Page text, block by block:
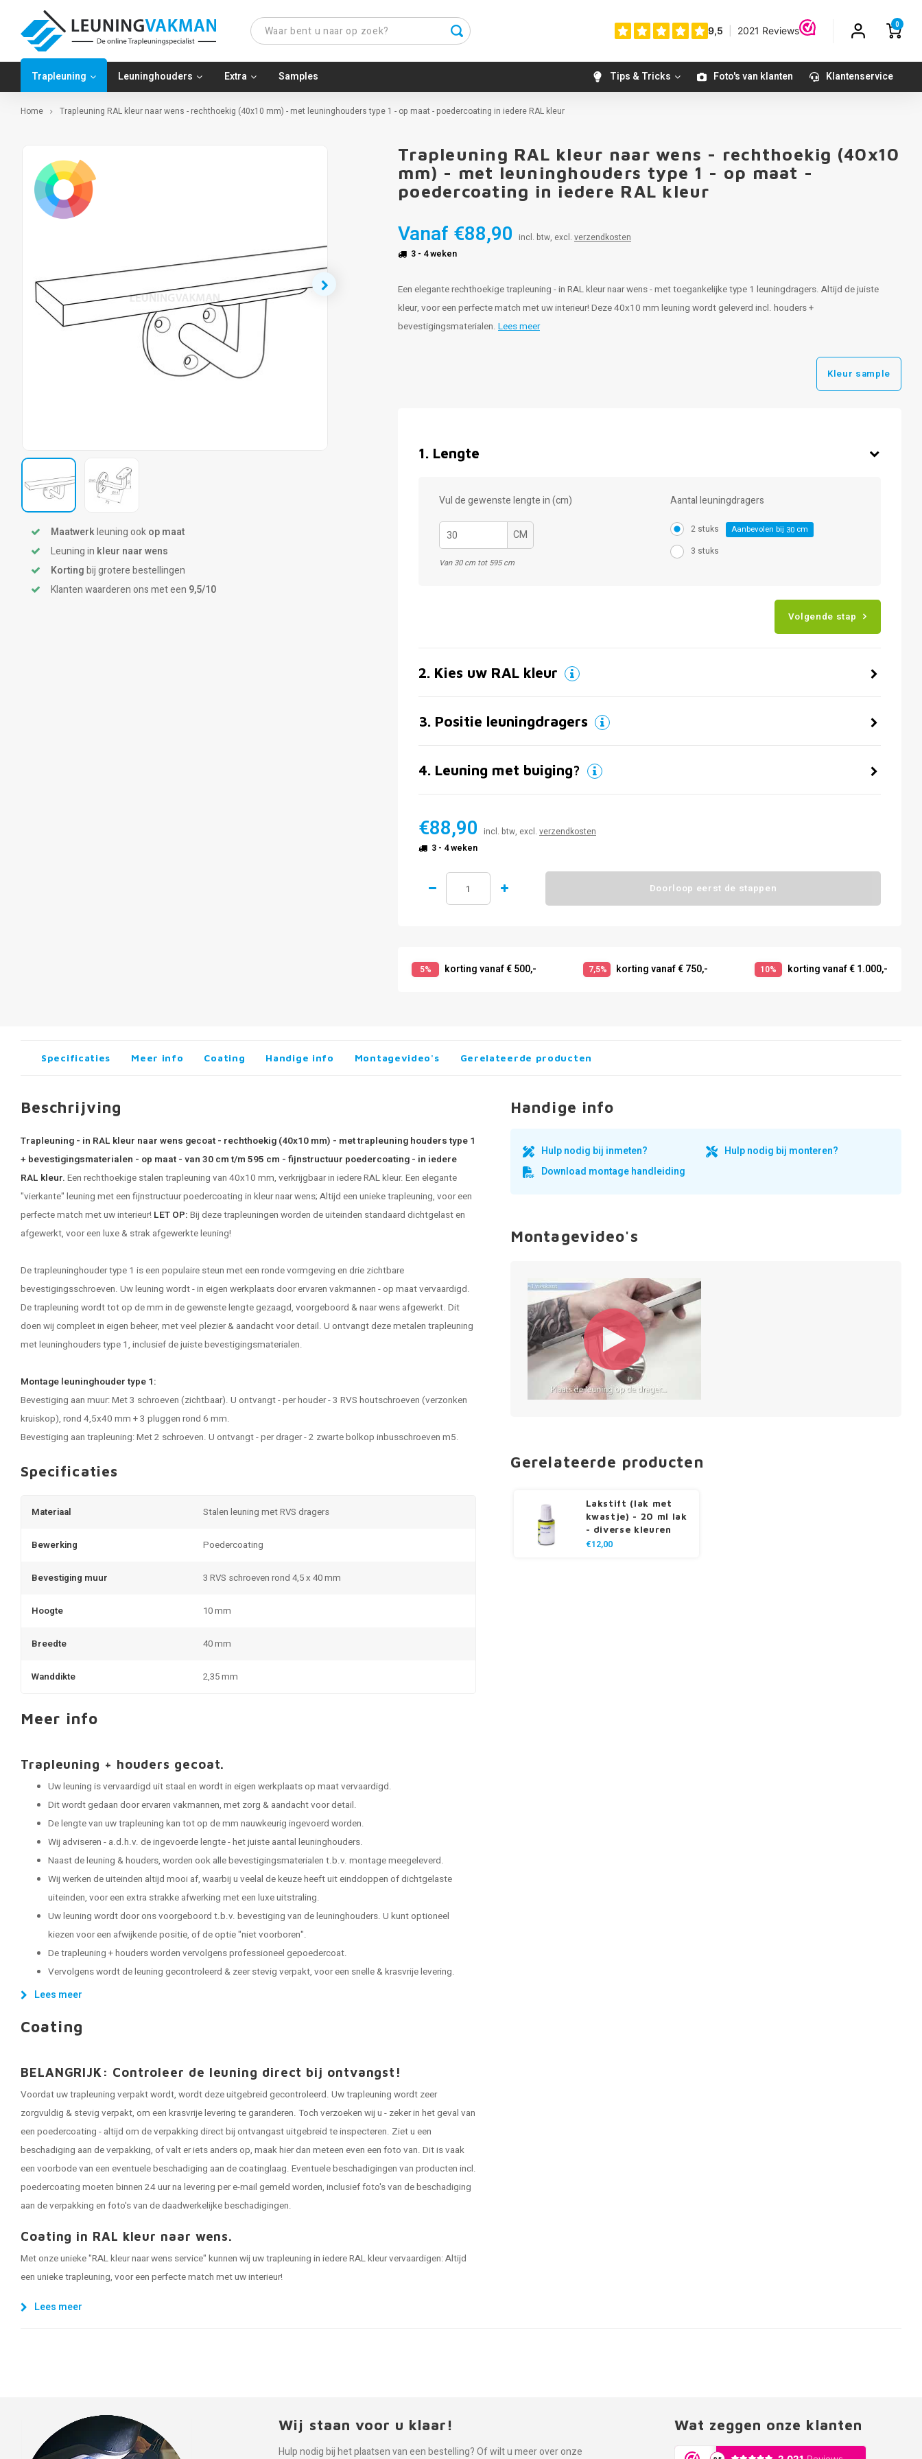
0
Trapleuning Leuninghouders Extra Samples Tips & Tricks Foto's van klanten Klantenservice
Home Trapleuning RAL kleur naar wens - rechthoekig (40x10 mm) - met leuninghouders type 1 - op maat - poedercoating in iedere RAL kleur
Maatwerkleuning ookop maat
Leuning in kleur naar wens
Kortingbij grotere bestellingen
Klanten waarderen ons met een 9,5/10
Trapleuning RAL kleur naar wens - rechthoekig (40x10
mm) - met leuninghouders type 1 - op maat -
poedercoating in iedere RAL kleur
Vanaf €88,90 incl. btw, excl. verzendkosten
3 - 4 weken
Een elegante rechthoekige trapleuning - in RAL kleur naar wens - met toegankelijke type 1 leuningdragers. Altijd de juiste
kleur, voor een perfecte match met uw interieur! Deze 40x10 mm leuning wordt geleverd incl. houders +
bevestigingsmaterialen. Lees meer
Kleur sample
1. Lengte
Vul de gewenste lengte in (cm)
CM
Van 30 cm tot 595 cm
Aantal leuningdragers
2 stuks Aanbevolen bij 30 cm
3 stuks
Volgende stap
2. Kies uw RAL kleur
3. Positie leuningdragers
4. Leuning met buiging?
€88,90 incl. btw, excl. verzendkosten
3 - 4 weken
Doorloop eerst de stappen
5% korting vanaf € 500,- 7,5% korting vanaf € 750,- 10% korting vanaf € 1.000,-
Specificaties Meer info Coating Handige info Montagevideo's Gerelateerde producten
Beschrijving
Trapleuning - in RAL kleur naar wens gecoat - rechthoekig (40x10 mm) - met trapleuning houders type 1
+ bevestigingsmaterialen - op maat - van 30 cm t/m 595 cm - fijnstructuur poedercoating - in iedere
RAL kleur. Een rechthoekige stalen trapleuning van 40x10 mm, verkrijgbaar in iedere RAL kleur. Een elegante
"vierkante" leuning met een fijnstructuur poedercoating in kleur naar wens; Altijd een unieke trapleuning, voor een
perfecte match met uw interieur! LET OP: Bij dezetrapleuningen worden de uiteinden standaard dichtgelast en
afgewerkt, voor een luxe & strak afgewerkte leuning!
De trapleuninghouder type 1 is een populaire steun met een ronde vormgeving en drie zichtbare
bevestigingsschroeven. Uw leuning wordt - in eigen werkplaats door ervaren vakmannen - op maat vervaardigd.
De trapleuning wordt tot op de mm in de gewenste lengte gezaagd, voorgeboord & naar wens afgewerkt. Dit
doen wij compleet in eigen beheer, met veel plezier & aandacht voor detail. U ontvangt deze metalen trapleuning
met leuninghouders type 1, inclusief de juiste bevestigingsmaterialen.
Montage leuninghouder type 1:
Bevestiging aan muur: Met 3 schroeven (zichtbaar). U ontvangt - per houder - 3 RVS houtschroeven (verzonken
kruiskop), rond 4,5x40 mm + 3 pluggen rond 6 mm.
Bevestiging aan trapleuning: Met 2 schroeven. U ontvangt - per drager - 2 zwarte bolkop inbusschroeven m5.
Specificaties
Materiaal Stalen leuning met RVS dragers
Bewerking Poedercoating
Bevestiging muur 3 RVS schroeven rond 4,5 x 40 mm
Hoogte 10 mm
Breedte 40 mm
Wanddikte 2,35 mm
Meer info
Trapleuning + houders gecoat.
Uw leuning is vervaardigd uit staal en wordt in eigen werkplaats op maat vervaardigd.
Dit wordt gedaan door ervaren vakmannen, met zorg & aandacht voor detail.
De lengte van uw trapleuning kan tot op de mm nauwkeurig ingevoerd worden.
Wij adviseren - a.d.h.v. de ingevoerde lengte - het juiste aantal leuninghouders.
Naast de leuning & houders, worden ook alle bevestigingsmaterialen t.b.v. montage meegeleverd.
Wij werken de uiteinden altijd mooi af, waarbij u veelal de keuze heeft uit einddoppen of dichtgelaste
uiteinden, voor een extra strakke afwerking met een luxe uitstraling.
Uw leuning wordt door ons voorgeboord t.b.v. bevestiging van de leuninghouders. U kunt optioneel
kiezen voor een afwijkende positie, of de optie "niet voorboren".
De trapleuning + houders worden vervolgens professioneel gepoedercoat.
Vervolgens wordt de leuning gecontroleerd & zeer stevig verpakt, voor een snelle & krasvrije levering.
Lees meer
Coating
BELANGRIJK: Controleer de leuning direct bij ontvangst!
Voordat uw trapleuning verpakt wordt, wordt deze uitgebreid gecontroleerd. Uw trapleuning wordt zeer
zorgvuldig & stevig verpakt, om een krasvrije levering te garanderen. Toch verzoeken wij u - zeker in het geval van
een poedercoating - altijd om de verpakking direct bij ontvangast uitgebreid te inspecteren. Ziet u een
beschadiging aan de verpakking, of valt er iets anders op, maak hier dan meteen even een foto van. Dit is vaak
een voorbode van een eventuele beschadiging aan de coatinglaag. Eventuele beschadigingen van producten incl.
poedercoating moeten binnen 24 uur na levering per e-mail gemeld worden, inclusief foto's van de beschadiging
aan de verpakking en foto's van de daadwerkelijke beschadigingen.
Coating in RAL kleur naar wens.
Met onze unieke "RAL kleur naar wens service" kunnen wij uw trapleuning in iedere RAL kleur vervaardigen: Altijd
een unieke trapleuning, voor een perfecte match met uw interieur!
Lees meer
Handige info
Hulp nodig bij inmeten?
Hulp nodig bij monteren?
Download montage handleiding
Montagevideo's
Gerelateerde producten
Lakstift (lak met
kwastje) - 20 ml lak
- diverse kleuren
€12,00
Wij staan voor u klaar!
Hulp nodig bij het plaatsen van een bestelling? Of wilt u meer over onze
Wat zeggen onze klanten